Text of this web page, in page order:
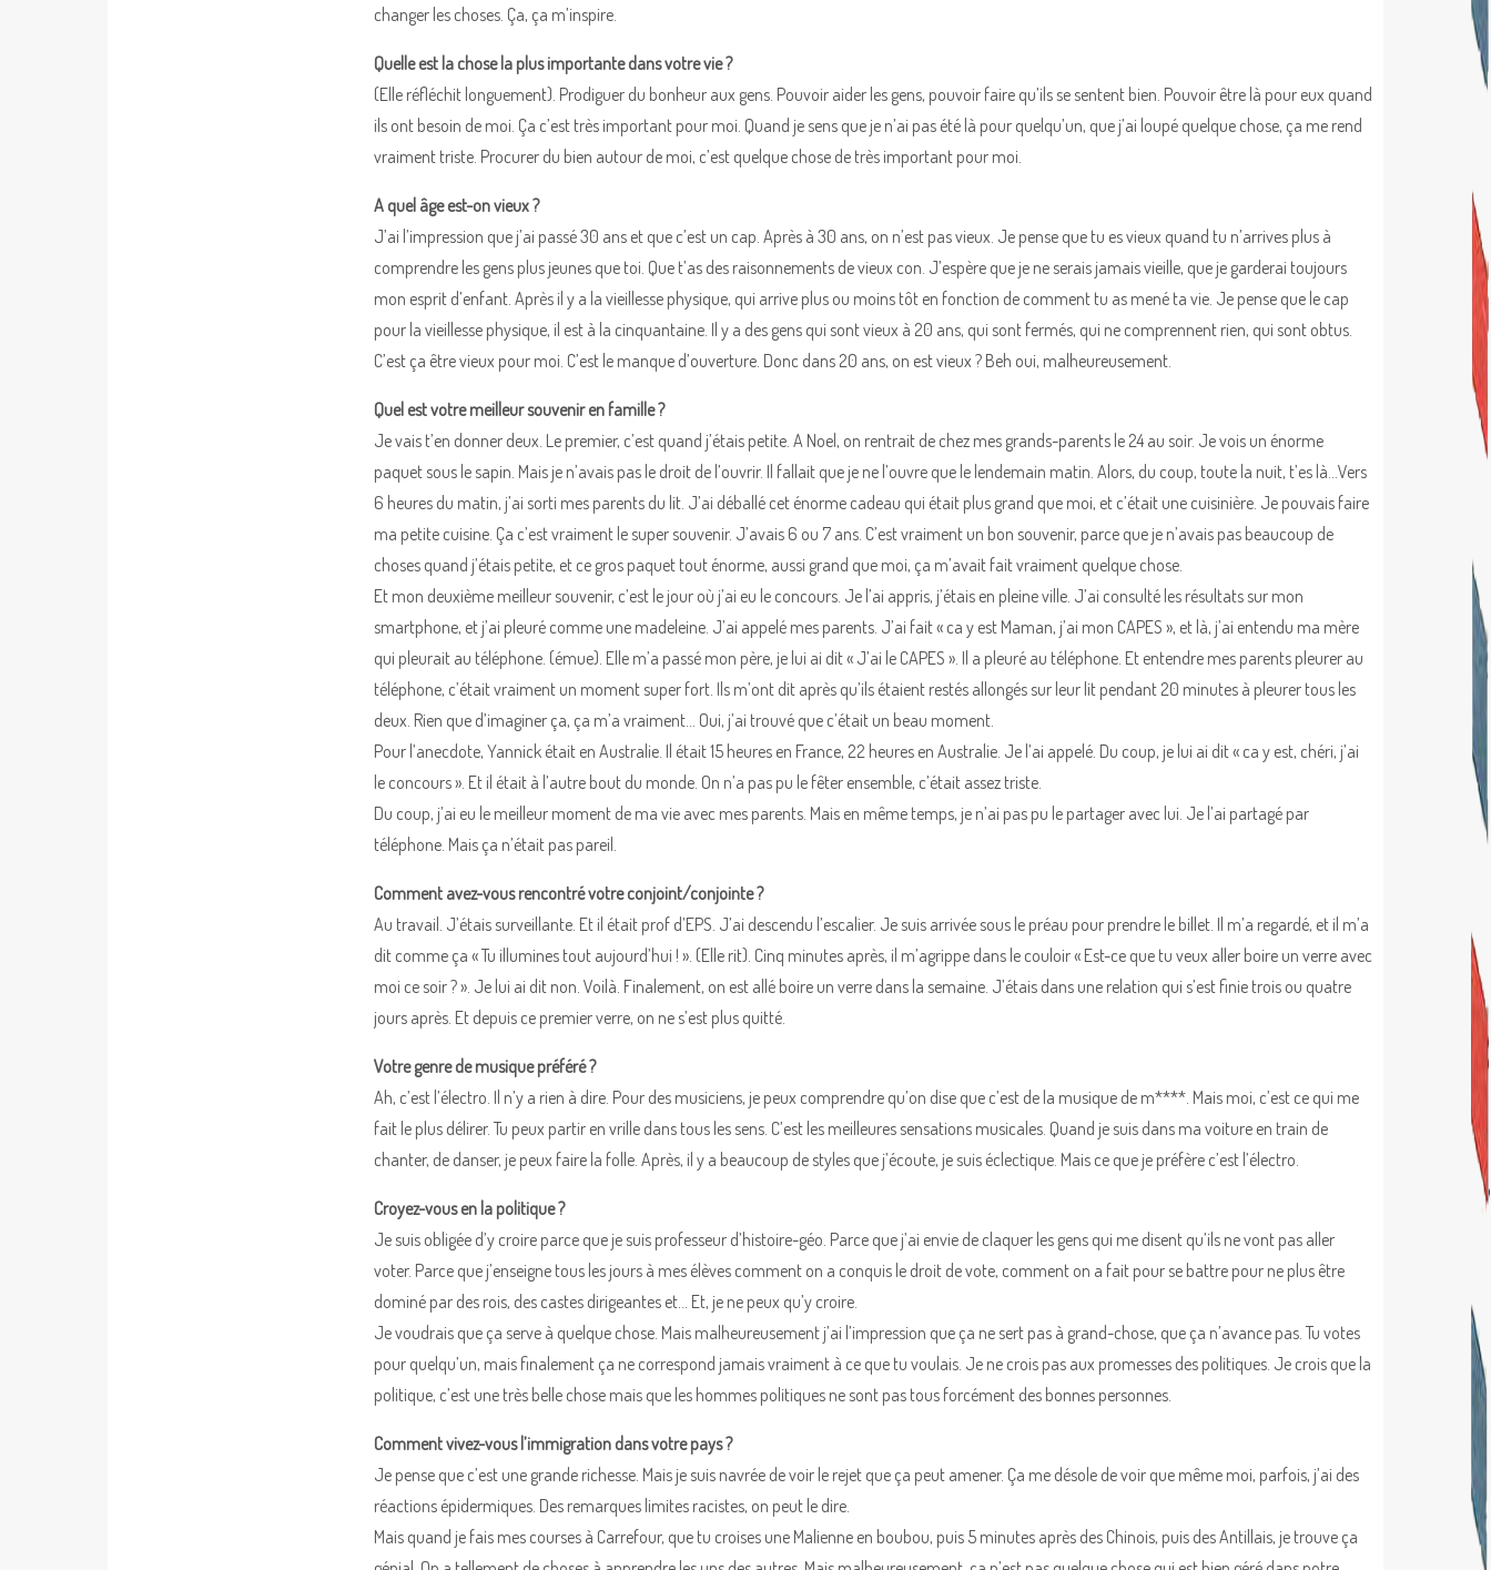
changer les choses. Ça, ça m’inspire.
Quelle est la chose la plus importante dans votre vie ?
(Elle réfléchit longuement). Prodiguer du bonheur aux gens. Pouvoir aider les gens, pouvoir faire qu’ils se sentent bien. Pouvoir être là pour eux quand
ils ont besoin de moi. Ça c’est très important pour moi. Quand je sens que je n’ai pas été là pour quelqu’un, que j’ai loupé quelque chose, ça me rend
vraiment triste. Procurer du bien autour de moi, c’est quelque chose de très important pour moi.
A quel âge est-on vieux ?
J’ai l’impression que j’ai passé 30 ans et que c’est un cap. Après à 30 ans, on n’est pas vieux. Je pense que tu es vieux quand tu n’arrives plus à
comprendre les gens plus jeunes que toi. Que t’as des raisonnements de vieux con. J’espère que je ne serais jamais vieille, que je garderai toujours
mon esprit d’enfant. Après il y a la vieillesse physique, qui arrive plus ou moins tôt en fonction de comment tu as mené ta vie. Je pense que le cap
pour la vieillesse physique, il est à la cinquantaine. Il y a des gens qui sont vieux à 20 ans, qui sont fermés, qui ne comprennent rien, qui sont obtus.
C’est ça être vieux pour moi. C’est le manque d’ouverture. Donc dans 20 ans, on est vieux ? Beh oui, malheureusement.
Quel est votre meilleur souvenir en famille ?
Je vais t’en donner deux. Le premier, c’est quand j’étais petite. A Noel, on rentrait de chez mes grands-parents le 24 au soir. Je vois un énorme
paquet sous le sapin. Mais je n’avais pas le droit de l’ouvrir. Il fallait que je ne l’ouvre que le lendemain matin. Alors, du coup, toute la nuit, t’es là…Vers
6 heures du matin, j’ai sorti mes parents du lit. J’ai déballé cet énorme cadeau qui était plus grand que moi, et c’était une cuisinière. Je pouvais faire
ma petite cuisine. Ça c’est vraiment le super souvenir. J’avais 6 ou 7 ans. C’est vraiment un bon souvenir, parce que je n’avais pas beaucoup de
choses quand j’étais petite, et ce gros paquet tout énorme, aussi grand que moi, ça m’avait fait vraiment quelque chose.
Et mon deuxième meilleur souvenir, c’est le jour où j’ai eu le concours. Je l’ai appris, j’étais en pleine ville. J’ai consulté les résultats sur mon
smartphone, et j’ai pleuré comme une madeleine. J’ai appelé mes parents. J’ai fait « ca y est Maman, j’ai mon CAPES », et là, j’ai entendu ma mère
qui pleurait au téléphone. (émue). Elle m’a passé mon père, je lui ai dit « J’ai le CAPES ». Il a pleuré au téléphone. Et entendre mes parents pleurer au
téléphone, c’était vraiment un moment super fort. Ils m’ont dit après qu’ils étaient restés allongés sur leur lit pendant 20 minutes à pleurer tous les
deux. Rien que d’imaginer ça, ça m’a vraiment… Oui, j’ai trouvé que c’était un beau moment.
Pour l’anecdote, Yannick était en Australie. Il était 15 heures en France, 22 heures en Australie. Je l’ai appelé. Du coup, je lui ai dit « ca y est, chéri, j’ai
le concours ». Et il était à l’autre bout du monde. On n’a pas pu le fêter ensemble, c’était assez triste.
Du coup, j’ai eu le meilleur moment de ma vie avec mes parents. Mais en même temps, je n’ai pas pu le partager avec lui. Je l’ai partagé par
téléphone. Mais ça n’était pas pareil.
Comment avez-vous rencontré votre conjoint/conjointe ?
Au travail. J’étais surveillante. Et il était prof d’EPS. J’ai descendu l’escalier. Je suis arrivée sous le préau pour prendre le billet. Il m’a regardé, et il m’a
dit comme ça « Tu illumines tout aujourd’hui ! ». (Elle rit). Cinq minutes après, il m’agrippe dans le couloir « Est-ce que tu veux aller boire un verre avec
moi ce soir ? ». Je lui ai dit non. Voilà. Finalement, on est allé boire un verre dans la semaine. J’étais dans une relation qui s’est finie trois ou quatre
jours après. Et depuis ce premier verre, on ne s’est plus quitté.
Votre genre de musique préféré ?
Ah, c’est l’électro. Il n’y a rien à dire. Pour des musiciens, je peux comprendre qu’on dise que c’est de la musique de m****. Mais moi, c’est ce qui me
fait le plus délirer. Tu peux partir en vrille dans tous les sens. C’est les meilleures sensations musicales. Quand je suis dans ma voiture en train de
chanter, de danser, je peux faire la folle. Après, il y a beaucoup de styles que j’écoute, je suis éclectique. Mais ce que je préfère c’est l’électro.
Croyez-vous en la politique ?
Je suis obligée d’y croire parce que je suis professeur d’histoire-géo. Parce que j’ai envie de claquer les gens qui me disent qu’ils ne vont pas aller
voter. Parce que j’enseigne tous les jours à mes élèves comment on a conquis le droit de vote, comment on a fait pour se battre pour ne plus être
dominé par des rois, des castes dirigeantes et… Et, je ne peux qu’y croire.
Je voudrais que ça serve à quelque chose. Mais malheureusement j’ai l’impression que ça ne sert pas à grand-chose, que ça n’avance pas. Tu votes
pour quelqu’un, mais finalement ça ne correspond jamais vraiment à ce que tu voulais. Je ne crois pas aux promesses des politiques. Je crois que la
politique, c’est une très belle chose mais que les hommes politiques ne sont pas tous forcément des bonnes personnes.
Comment vivez-vous l’immigration dans votre pays ?
Je pense que c’est une grande richesse. Mais je suis navrée de voir le rejet que ça peut amener. Ça me désole de voir que même moi, parfois, j’ai des
réactions épidermiques. Des remarques limites racistes, on peut le dire.
Mais quand je fais mes courses à Carrefour, que tu croises une Malienne en boubou, puis 5 minutes après des Chinois, puis des Antillais, je trouve ça